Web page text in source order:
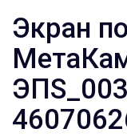
Экран